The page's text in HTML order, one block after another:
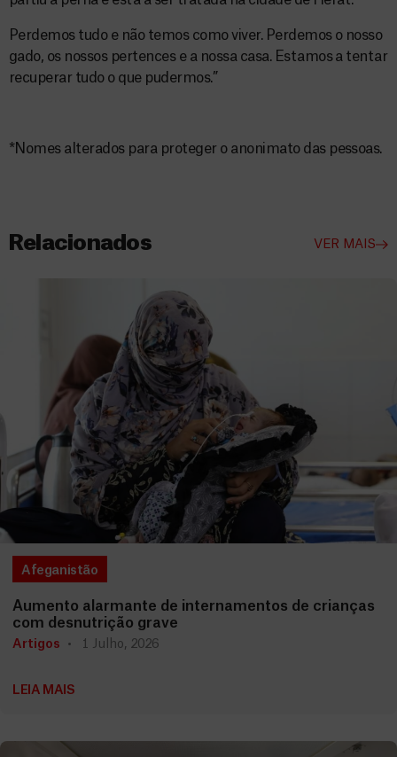
Perdemos tudo e não temos como viver. Perdemos o nosso
gado, os nossos pertences e a nossa casa. Estamos a tentar
recuperar tudo o que pudermos.”
*Nomes alterados para proteger o anonimato das pessoas.
Relacionados VER MAIS
Afeganistão
Aumento alarmante de internamentos de crianças
com desnutrição grave
Artigos 1 Julho, 2026
LEIA MAIS